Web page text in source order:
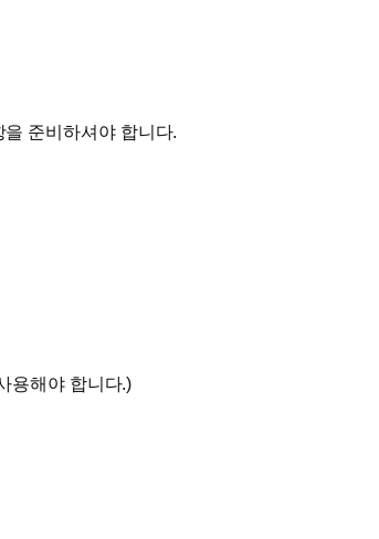
준비하셔야 합니다.
용해야 합니다.)